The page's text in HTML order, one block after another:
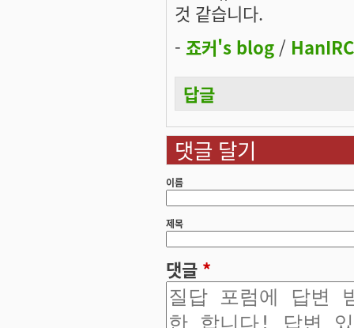
것 같습니다.
- 죠커's blog /
답글
댓글 달기
이름
제목
댓글 *